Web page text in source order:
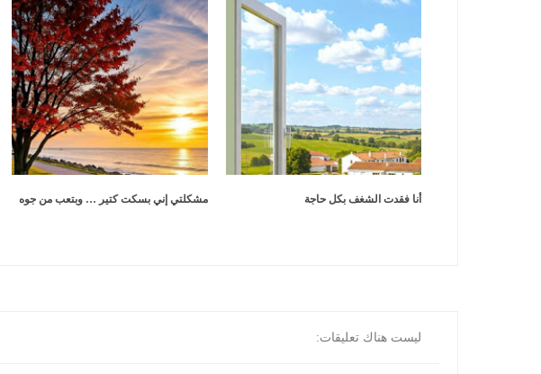
أنا فقدت الشغف بكل حاجة مشكلتي إني بسكت كتير … وبتعب من جوه
ليست هناك تعليقات: